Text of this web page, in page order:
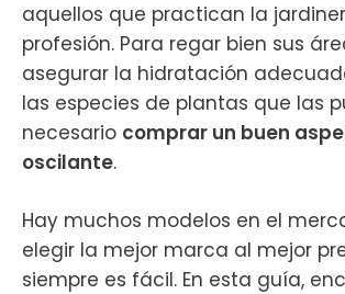
aquellos que practican la
profesión. Para regar bien sus
asegurar la hidratación
las especies de plantas que las
necesario comprar un buen
oscilante.
Hay muchos modelos en el
elegir la mejor marca al mejor
siempre es fácil. En esta guía,